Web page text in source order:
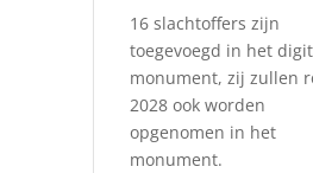
16 slachtoffers zijn
toegevoegd in het
monument, zij zullen
2028 ook worden
opgenomen in het
monument.